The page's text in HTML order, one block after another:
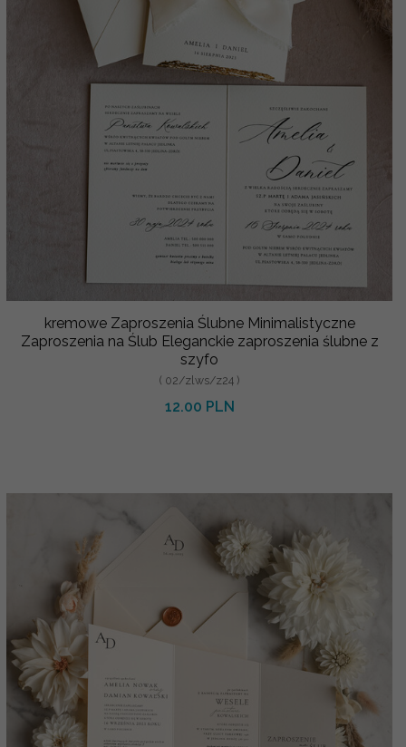
kremowe Zaproszenia Ślubne Minimalistyczne
Zaproszenia na Ślub Eleganckie zaproszenia ślubne z
szyfo
( 02/zlws/z24 )
12.00 PLN